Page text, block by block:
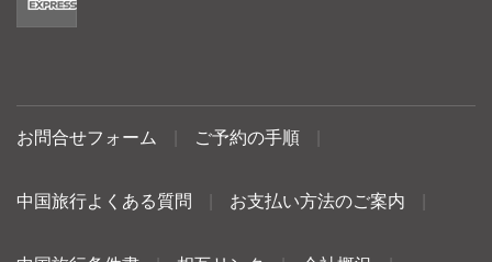
お問合せフォーム ご予約の手順
中国旅行よくある質問 お支払い方法のご案内